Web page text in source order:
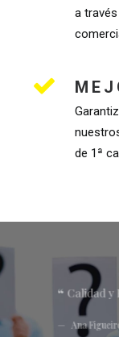
a
de 1ª
Calidad y
Ana Figueiroa
Un servicio
Muy buenos
la atención